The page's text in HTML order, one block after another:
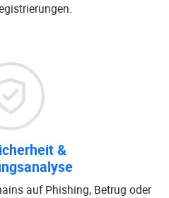
&
auf Phishing, Betrug oder